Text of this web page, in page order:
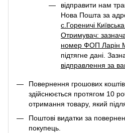
відправити нам
Нова Пошта за
с.Гореничі
Отримувач:
номер ФОП Ларін
підтягне дані.
відправлення за
Повернення грошових
здійснюється протягом 10
отримання товару, який
Поштові видатки за
покупець.